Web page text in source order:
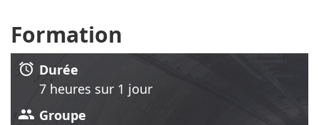
Formation
alarm Durée
7 heures sur 1 jour
group Groupe